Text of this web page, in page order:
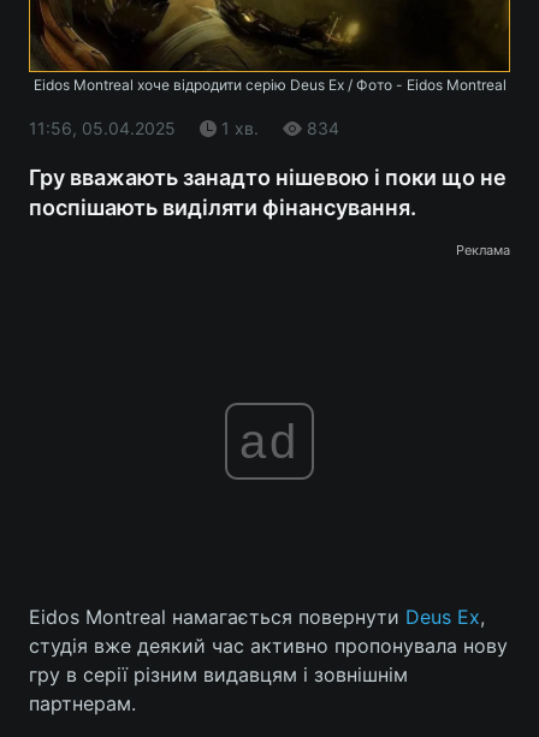
Eidos Montreal хоче відродити серію Deus Ex / Фото - Eidos Montreal
11:56, 05.04.2025 1 хв. 834
Гру вважають занадто нішевою і поки що не
поспішають виділяти фінансування.
Реклама
ad
Eidos Montreal намагається повернути Deus Ex,
студія вже деякий час активно пропонувала нову
гру в серії різним видавцям і зовнішнім
партнерам.